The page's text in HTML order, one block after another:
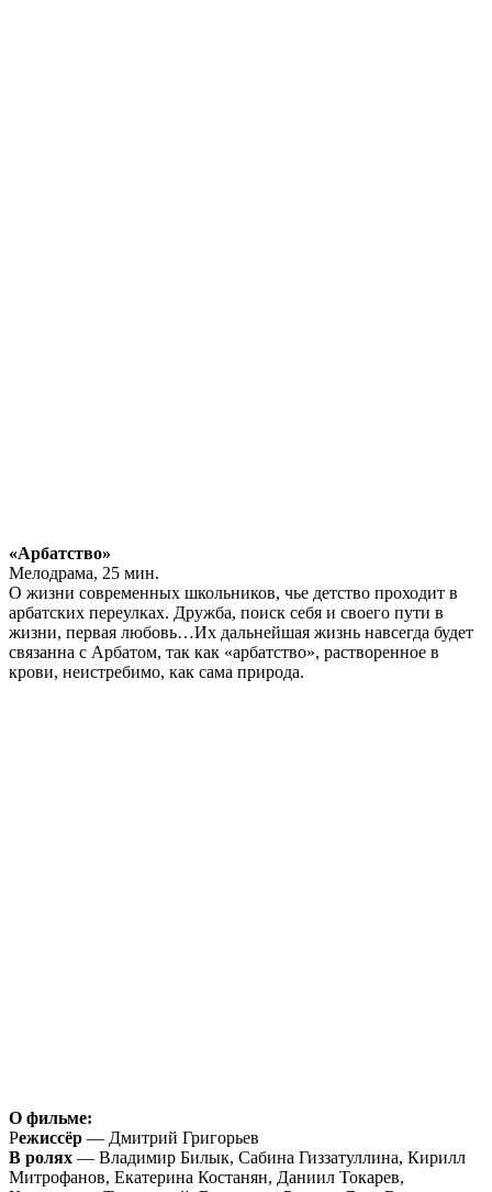
«Арбатство»
Мелодрама, 25 мин.
О жизни современных школьников, чье детство проходит в
арбатских переулках. Дружба, поиск себя и своего пути в
жизни, первая любовь…Их дальнейшая жизнь навсегда будет
связанна с Арбатом, так как «арбатство», растворенное в
крови, неистребимо, как сама природа.
О фильме:
Режиссёр — Дмитрий Григорьев
В ролях — Владимир Билык, Сабина Гиззатуллина, Кирилл
Митрофанов, Екатерина Костанян, Даниил Токарев,